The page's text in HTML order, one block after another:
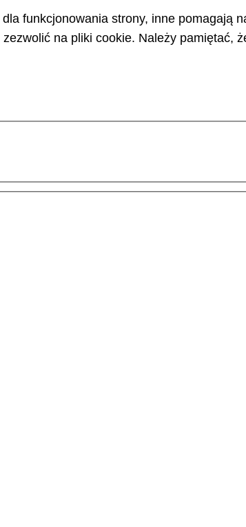
funkcjonowania strony, inne pomagają
na pliki cookie. Należy pamiętać,